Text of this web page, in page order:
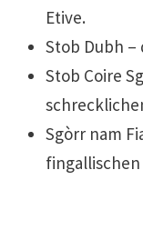
Etive.
Stob Dubh
Stob Coire
Sgòrr nam